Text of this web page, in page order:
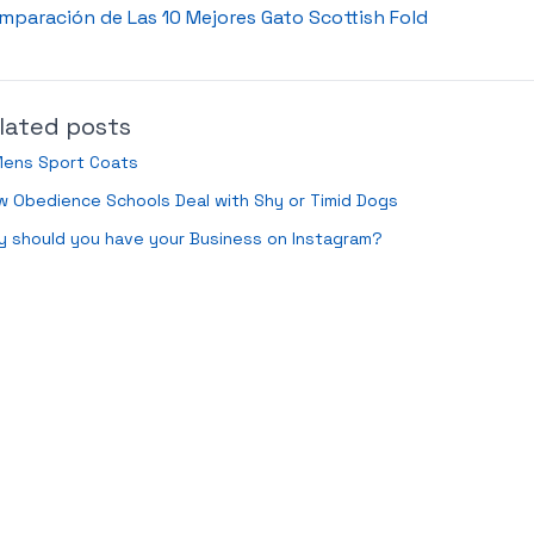
de Las 10 Mejores Gato Scottish Fold
posts
Sport Coats
Obedience Schools Deal with Shy or Timid Dogs
should you have your Business on Instagram?